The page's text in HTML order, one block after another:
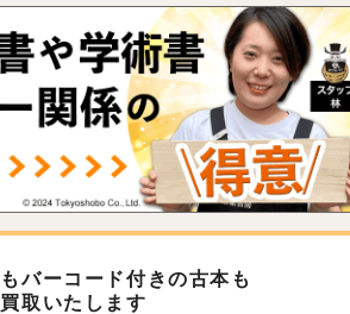
バーコード付きの古本も
取いたします